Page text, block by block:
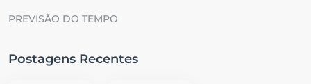
PREVISÃO DO TEMPO
Postagens Recentes